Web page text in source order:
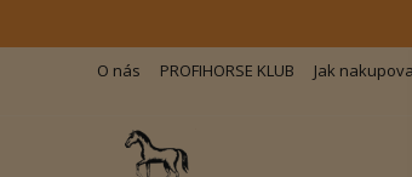
O nás PROFIHORSE KLUB Jak